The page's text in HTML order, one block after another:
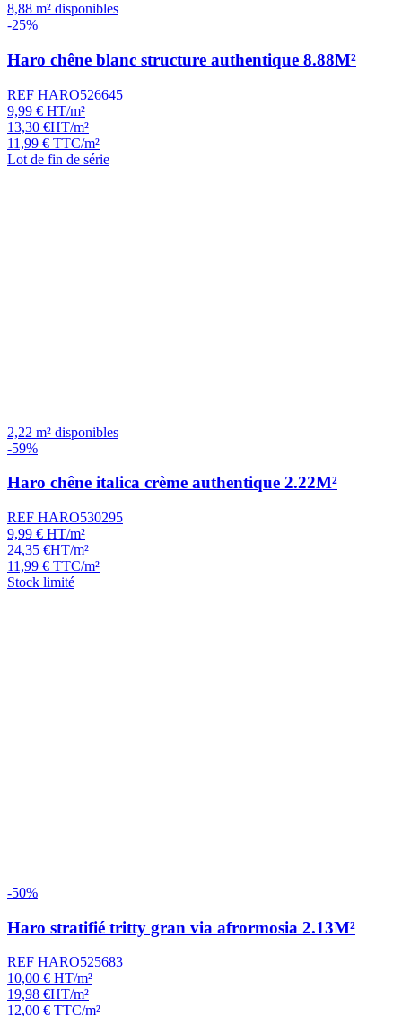
8,88 m² disponibles
-25%
Haro chêne blanc structure authentique 8.88M²
REF HARO526645
9,99 € HT/m²
13,30 €HT/m²
11,99 € TTC/m²
Lot de fin de série
2,22 m² disponibles
-59%
Haro chêne italica crème authentique 2.22M²
REF HARO530295
9,99 € HT/m²
24,35 €HT/m²
11,99 € TTC/m²
Stock limité
-50%
Haro stratifié tritty gran via afrormosia 2.13M²
REF HARO525683
10,00 € HT/m²
19,98 €HT/m²
12,00 € TTC/m²